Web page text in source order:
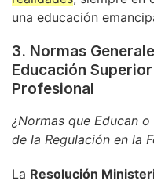
una educación
3. Normas
Educación
Profesional
¿Normas que Educan
de la Regulación en la
La Resolución